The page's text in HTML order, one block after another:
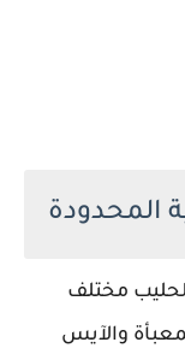
مختلف
والآيس